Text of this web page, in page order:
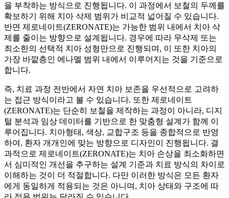
을 부착하는 방식으로 진행됩니다. 이 과정에서 보철의 두께를
확보하기 위해 치아 삭제 범위가 비교적 넓어질 수 있습니다.
반면 제로네이트(ZERONATE)는 가능한 범위 내에서 치아 삭
제를 줄이는 방향으로 설계됩니다. 경우에 따라 무삭제 또는
최소한의 선택적 치아 성형만으로 진행되며, 이 또한 치아의
가장 바깥층인 에나멜 범위 내에서 이루어지는 것을 기준으로
합니다.
즉, 치료 과정 전반에서 자연 치아 보존을 우선적으로 고려하
는 접근 방식이라고 볼 수 있습니다. 또한 제로네이트
(ZERONATE)는 단순히 보철을 제작하는 과정이 아니라, 디지
털 분석과 임상 데이터를 기반으로 한 맞춤형 설계가 함께 이
루어집니다. 치아형태, 색상, 교합구조 등을 종합적으로 반영
하여, 환자 개개인에 맞는 방향으로 디자인이 진행됩니다. 결
과적으로 제로네이트(ZERONATE)는 치아 손상을 최소화하면
서 심미적인 개선을 추구하는 설계 기준과 치료 방식의 차이로
이해하는 것이 더 적절합니다. 다만 이러한 방식은 모든 환자
에게 동일하게 적용되는 것은 아니며, 치아 상태와 구조에 따